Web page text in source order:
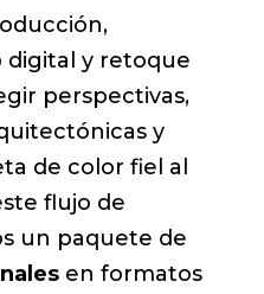
digital y retoque
perspectivas,
y
de color fiel al
flujo de
un paquete de
en formatos